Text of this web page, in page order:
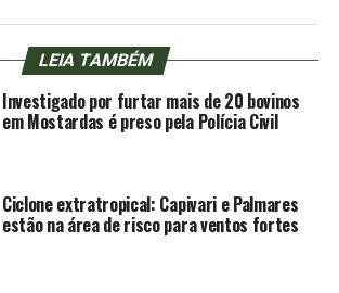
LEIA TAMBÉM
Investigado por furtar mais de 20 bovinos
em Mostardas é preso pela Polícia Civil
Ciclone extratropical: Capivari e Palmares
estão na área de risco para ventos fortes